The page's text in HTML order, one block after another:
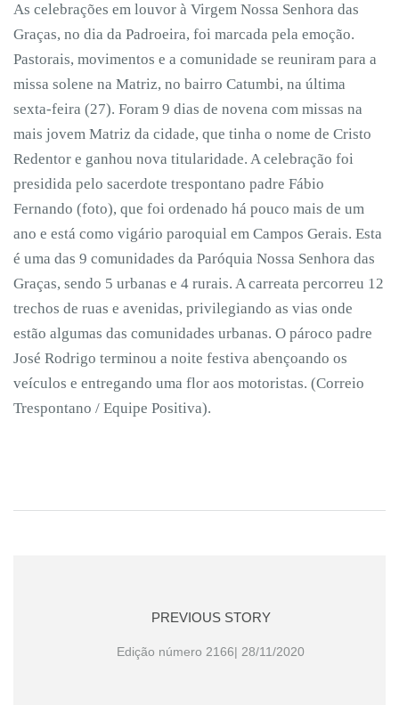
As celebrações em louvor à Virgem Nossa Senhora das
Graças, no dia da Padroeira, foi marcada pela emoção.
Pastorais, movimentos e a comunidade se reuniram para a
missa solene na Matriz, no bairro Catumbi, na última
sexta-feira (27). Foram 9 dias de novena com missas na
mais jovem Matriz da cidade, que tinha o nome de Cristo
Redentor e ganhou nova titularidade. A celebração foi
presidida pelo sacerdote trespontano padre Fábio
Fernando (foto), que foi ordenado há pouco mais de um
ano e está como vigário paroquial em Campos Gerais. Esta
é uma das 9 comunidades da Paróquia Nossa Senhora das
Graças, sendo 5 urbanas e 4 rurais. A carreata percorreu 12
trechos de ruas e avenidas, privilegiando as vias onde
estão algumas das comunidades urbanas. O pároco padre
José Rodrigo terminou a noite festiva abençoando os
veículos e entregando uma flor aos motoristas. (Correio
Trespontano / Equipe Positiva).
PREVIOUS STORY
Edição número 2166| 28/11/2020